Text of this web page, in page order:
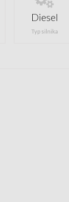
Diesel
Typ silnika